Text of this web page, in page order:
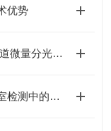
优势
IMPLEN NanoPhotometer® N120：12通道微量分光检测助力核酸与蛋白分析提效
UVP B-100AP 手持式长波紫外灯在实验室检测中的应用与优势